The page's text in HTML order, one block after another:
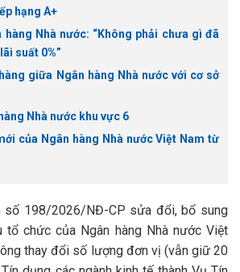
hạng A+
hàng Nhà nước: “Không phải chưa gì đã
suất 0%”
giữa Ngân hàng Nhà nước với cơ sở
Nhà nước khu vực 6
của Ngân hàng Nhà nước Việt Nam từ
số 198/2026/NĐ-CP sửa đổi, bổ sung
tổ chức của Ngân hàng Nhà nước Việt
thay đổi số lượng đơn vị (vẫn giữ 20